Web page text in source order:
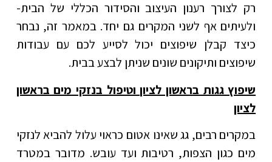
רק לצורך רענון העיצוב והסידור הכללי של הבית-
ולעיתים אף לשני המקרים גם יחד. במאמר זה, נבחר
כיצד קבלן שיפוצים יכול לסייע לכם עם עבודות
שיפוצים ותיקונים שונים שניתן לבצע בבית.
שיפוץ גגות בראשון לציון וטיפול בנזקי מים בראשון
לציון
במקרים רבים, גג שאינו אטום כראוי עלול להביא לנזקי
מים כגון הצפות, רטיבות ועד עובש. מדובר במטרד